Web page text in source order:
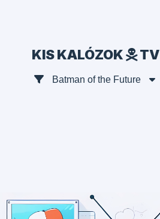
KIS KALÓZOK TV
Batman of the Future